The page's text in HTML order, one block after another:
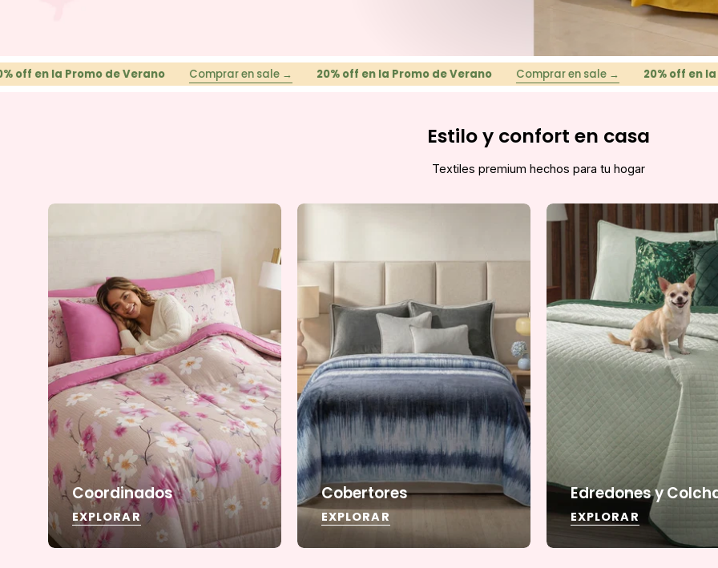
Promo de Verano Comprar en sale → 20% off en la Promo de Verano Comprar en sale → 20% off en la Promo de
Estilo y confort en casa
Textiles premium hechos para tu hogar
Coordinados
EXPLORAR
Cobertores
EXPLORAR
Edredones y
EXPLORAR